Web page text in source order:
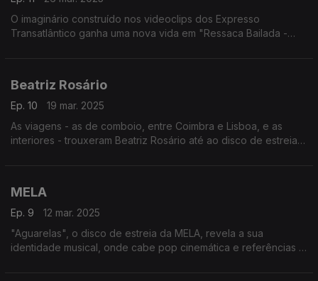
O imaginário construído nos videoclips dos Expresso
Transatlântico ganha uma nova vida em "Ressaca Bailada -
Beatriz Rosário
Ep. 10
19 mar. 2025
As viagens - as de comboio, entre Coimbra e Lisboa, e as
interiores - trouxeram Beatriz Rosário até ao disco de estreia,
MELA
Ep. 9
12 mar. 2025
"Aguarelas", o disco de estreia da MELA, revela a sua
identidade musical, onde cabe pop cinemática e referências a